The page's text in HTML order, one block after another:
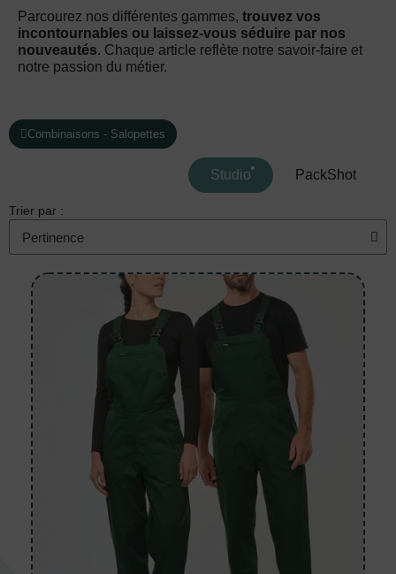
Parcourez nos différentes gammes, trouvez vos
incontournables ou laissez-vous séduire par nos
nouveautés. Chaque article reflète notre savoir-faire et
notre passion du métier.
Combinaisons - Salopettes
Studio PackShot
Trier par :